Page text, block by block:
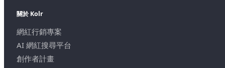
關於 Kolr
網紅行銷專案
AI 網紅搜尋平台
創作者計畫